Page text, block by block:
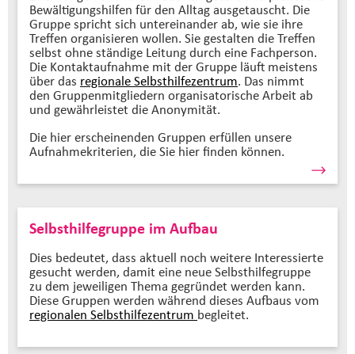
Bewältigungshilfen für den Alltag ausgetauscht. Die
Gruppe spricht sich untereinander ab, wie sie ihre
Treffen organisieren wollen. Sie gestalten die Treffen
selbst ohne ständige Leitung durch eine Fachperson.
Die Kontaktaufnahme mit der Gruppe läuft meistens
über das regionale Selbsthilfezentrum. Das nimmt
den Gruppenmitgliedern organisatorische Arbeit ab
und gewährleistet die Anonymität.
Die hier erscheinenden Gruppen erfüllen unsere
Aufnahmekriterien, die Sie hier finden können.
Selbsthilfegruppe im Aufbau
Dies bedeutet, dass aktuell noch weitere Interessierte
gesucht werden, damit eine neue Selbsthilfegruppe
zu dem jeweiligen Thema gegründet werden kann.
Diese Gruppen werden während dieses Aufbaus vom
regionalen Selbsthilfezentrum begleitet.